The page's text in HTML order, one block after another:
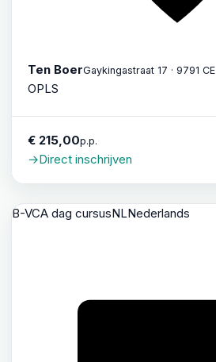
Ten BoerGaykingastraat 17 · 9791 CE
OPLS
€ 215,00p.p.
→Direct inschrijven
B-VCA dag cursusNLNederlands